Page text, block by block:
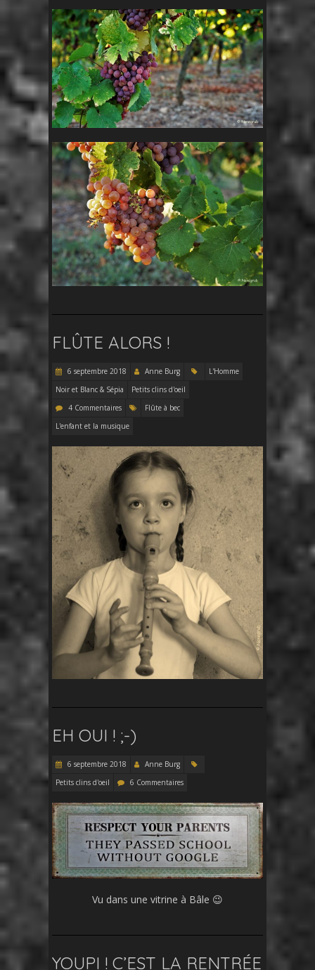
FLÛTE ALORS !
6 septembre 2018 Anne Burg
L'Homme
Noir et Blanc & Sépia
Petits clins d'oeil
4 Commentaires
Flûte à bec
L'enfant et la musique
EH OUI ! ;-)
6 septembre 2018
Anne Burg
Petits clins d'oeil
6 Commentaires
Vu dans une vitrine à Bâle 😉
YOUPI ! C’EST LA RENTRÉE